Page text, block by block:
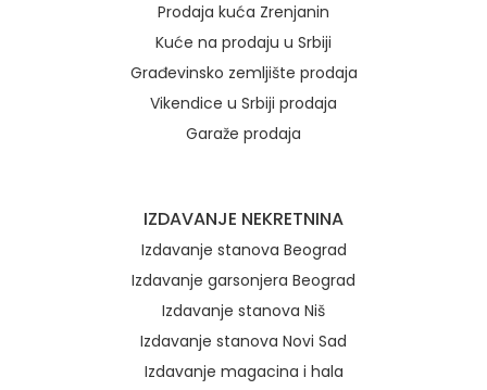
Prodaja kuća Zrenjanin
Kuće na prodaju u Srbiji
Građevinsko zemljište prodaja
Vikendice u Srbiji prodaja
Garaže prodaja
IZDAVANJE NEKRETNINA
Izdavanje stanova Beograd
Izdavanje garsonjera Beograd
Izdavanje stanova Niš
Izdavanje stanova Novi Sad
Izdavanje magacina i hala